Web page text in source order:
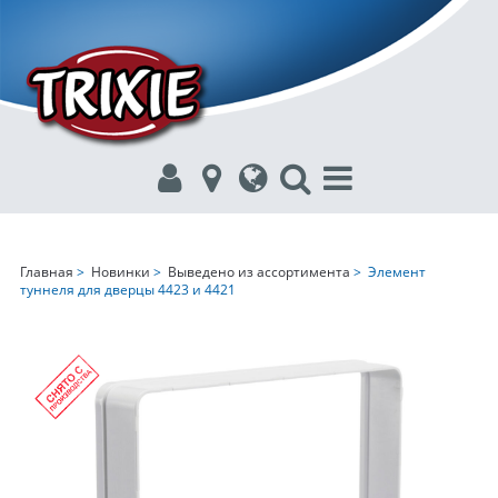
Главная > Новинки > Выведено из ассортимента > Элемент
туннеля для дверцы 4423 и 4421